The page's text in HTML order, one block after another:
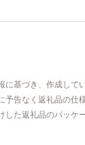
基づき、作成してい
予告なく返礼品の仕
した返礼品のパッケ